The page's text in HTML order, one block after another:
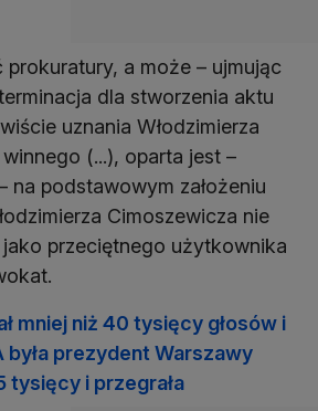
a może – ujmując
dla stworzenia aktu
uznania Włodzimierza
(...), oparta jest –
na podstawowym założeniu
Cimoszewicza nie
przeciętnego użytkownika
mniej niż 40 tysięcy głosów i
była prezydent Warszawy
tysięcy i przegrała